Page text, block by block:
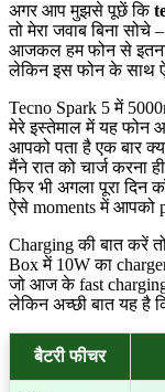
अगर आप मुझसे पूछें कि
तो मेरा जवाब बिना सोचे
आजकल हम फोन से इतना
लेकिन इस फोन के साथ
Tecno Spark 5 में
मेरे इस्तेमाल में यह फोन
आपको पता है एक बार
मैंने रात को चार्ज करना
फिर भी अगला पूरा दिन
ऐसे moments में आपको
Charging की बात करें
Box में 10W का
जो आज के fast charging
लेकिन अच्छी बात यह है
बैटरी फीचर